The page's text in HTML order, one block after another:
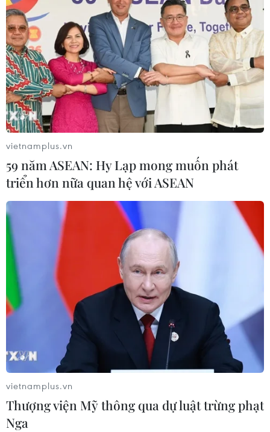
phục hồi và phát triển mạnh mẽ
22/01/2022 12:28
Dự chương trình Xuân Quê hương 2022, kiều bào bày
tỏ nguyện vọng tiếp tục đóng góp cho đất nước, đồng
thời kỳ vọng kinh tế Việt Nam sớm phục hồi và phát
triển mạnh mẽ trong năm 2022.
vietnamplus.vn
59 năm ASEAN: Hy Lạp mong muốn phát
triển hơn nữa quan hệ với ASEAN
vietnamplus.vn
Thượng viện Mỹ thông qua dự luật trừng phạt
Nga